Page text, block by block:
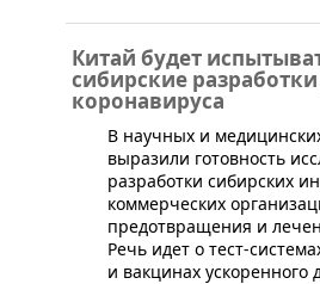
Китай будет
сибирские
коронавируса
​В научных и
выразили готовность
разработки сибирских
коммерческих
предотвращения и
Речь идет о тест-
и вакцинах ускоренного